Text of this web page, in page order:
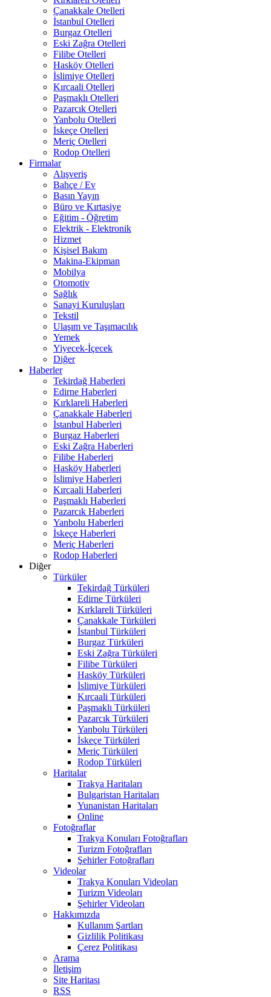
Çanakkale Otelleri
İstanbul Otelleri
Burgaz Otelleri
Eski Zağra Otelleri
Filibe Otelleri
Hasköy Otelleri
İslimiye Otelleri
Kırcaali Otelleri
Paşmaklı Otelleri
Pazarcık Otelleri
Yanbolu Otelleri
İskeçe Otelleri
Meriç Otelleri
Rodop Otelleri
Firmalar
Alışveriş
Bahçe / Ev
Basın Yayın
Büro ve Kırtasiye
Eğitim - Öğretim
Elektrik - Elektronik
Hizmet
Kişisel Bakım
Makina-Ekipman
Mobilya
Otomotiv
Sağlık
Sanayi Kuruluşları
Tekstil
Ulaşım ve Taşımacılık
Yemek
Yiyecek-İçecek
Diğer
Haberler
Tekirdağ Haberleri
Edirne Haberleri
Kırklareli Haberleri
Çanakkale Haberleri
İstanbul Haberleri
Burgaz Haberleri
Eski Zağra Haberleri
Filibe Haberleri
Hasköy Haberleri
İslimiye Haberleri
Kırcaali Haberleri
Paşmaklı Haberleri
Pazarcık Haberleri
Yanbolu Haberleri
İskeçe Haberleri
Meriç Haberleri
Rodop Haberleri
Diğer
Türküler
Tekirdağ Türküleri
Edirne Türküleri
Kırklareli Türküleri
Çanakkale Türküleri
İstanbul Türküleri
Burgaz Türküleri
Eski Zağra Türküleri
Filibe Türküleri
Hasköy Türküleri
İslimiye Türküleri
Kırcaali Türküleri
Paşmaklı Türküleri
Pazarcık Türküleri
Yanbolu Türküleri
İskeçe Türküleri
Meriç Türküleri
Rodop Türküleri
Haritalar
Trakya Haritaları
Bulgaristan Haritaları
Yunanistan Haritaları
Online
Fotoğraflar
Trakya Konuları Fotoğrafları
Turizm Fotoğrafları
Şehirler Fotoğrafları
Videolar
Trakya Konuları Videoları
Turizm Videoları
Şehirler Videoları
Hakkımızda
Kullanım Şartları
Gizlilik Politikası
Çerez Politikası
Arama
İletişim
Site Haritası
RSS